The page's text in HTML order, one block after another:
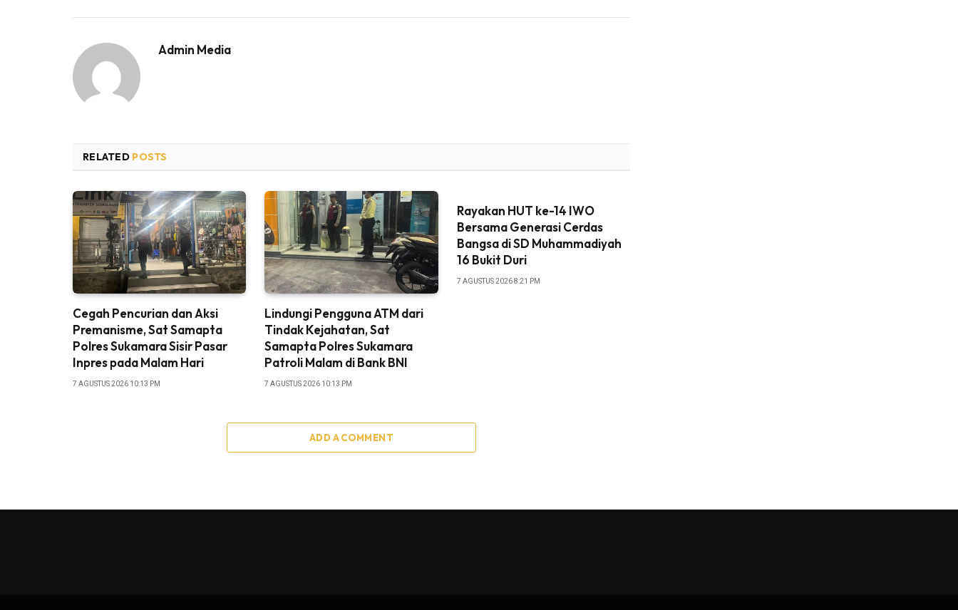
Admin Media
RELATED POSTS
Cegah Pencurian dan Aksi
Premanisme, Sat Samapta
Polres Sukamara Sisir Pasar
Inpres pada Malam Hari
7 AGUSTUS 2026 10:13 PM
Lindungi Pengguna ATM dari
Tindak Kejahatan, Sat
Samapta Polres Sukamara
Patroli Malam di Bank BNI
7 AGUSTUS 2026 10:13 PM
Rayakan HUT ke-14 IWO
Bersama Generasi Cerdas
Bangsa di SD Muhammadiyah
16 Bukit Duri
7 AGUSTUS 2026 8:21 PM
ADD A COMMENT